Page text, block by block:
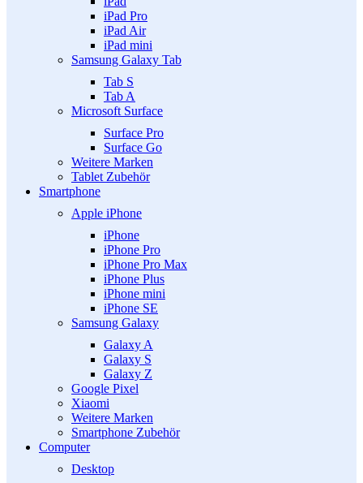
iPad Pro
iPad Air
iPad mini
Samsung Galaxy Tab
Tab S
Tab A
Microsoft Surface
Surface Pro
Surface Go
Weitere Marken
Tablet Zubehör
Smartphone
Apple iPhone
iPhone
iPhone Pro
iPhone Pro Max
iPhone Plus
iPhone mini
iPhone SE
Samsung Galaxy
Galaxy A
Galaxy S
Galaxy Z
Google Pixel
Xiaomi
Weitere Marken
Smartphone Zubehör
Computer
Desktop